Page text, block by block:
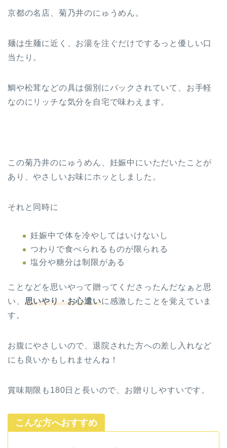
京都の名店、菊乃井のにゅうめん。
麺は生麺に近く、お湯を注ぐだけでするっと優しい口
当たり。
鯛や松茸などの具は個別にパックされていて、お手軽
なのにリッチな気分を自宅で味わえます。
この菊乃井のにゅうめん、妊娠中にいただいたことが
あり、やさしいお味にホッとしました。
それと同時に
妊娠中で体を冷やしてはいけないし
つわりで食べられるものが限られる
塩分や糖分は制限がある
ことなどを思いやって贈ってくださったんだなぁと思
い、 思いやり・お心遣いに感激したことを覚えていま
す。
お腹にやさしいので、退院された方への差し入れなど
にも良いかもしれませんね！
賞味期限も180日と長いので、お贈りしやすいです。
こんな方へおすすめ